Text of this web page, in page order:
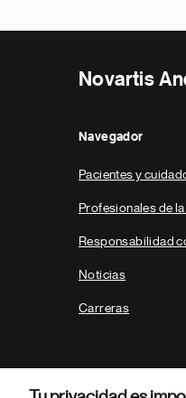
Novartis
Navegador
Pacientes y
Profesionales de la
Responsabilidad
Noticias
Carreras